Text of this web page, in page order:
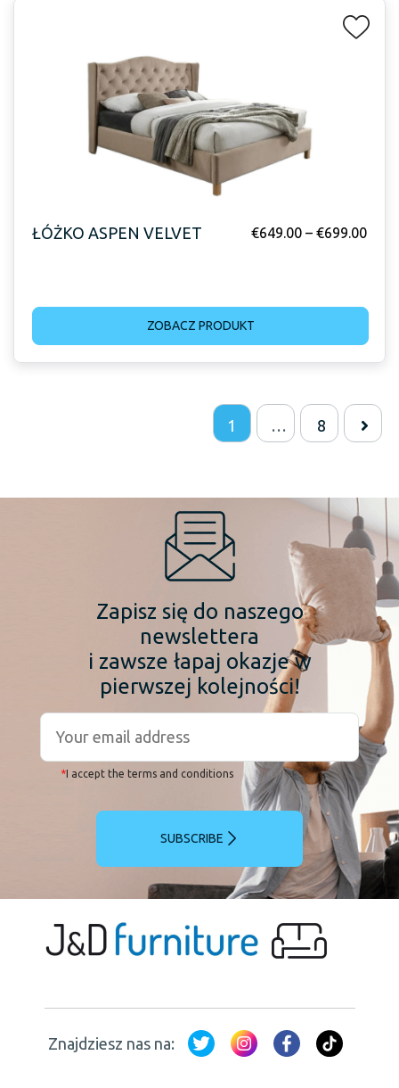
ŁÓŻKO ASPEN VELVET €649.00 – €699.00
ZOBACZ PRODUKT
1 … 8
Zapisz się do naszego
newslettera
i zawsze łapaj okazje w
pierwszej kolejności!
*I accept the terms and conditions
SUBSCRIBE
Znajdziesz nas na: